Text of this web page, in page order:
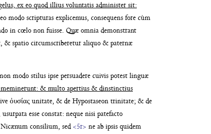
ex eo quod illius voluntatis administer sit:
modo scripturas explicemus, consequens fore cùm
in cœlo non fuisse. Quæ omnia demonstrant
& spatio circumscriberetur aliquo & paternæ
modo stilus ipse persuadere cuivis potest linguæ
minerunt: & multo apertius & dinstinctius
ὀυσίας unitate, & de Hypostaseon trinitate; & de
esse constat: neque nisi patefacto
consilium, sed <5r> ne ab ipsis quidem